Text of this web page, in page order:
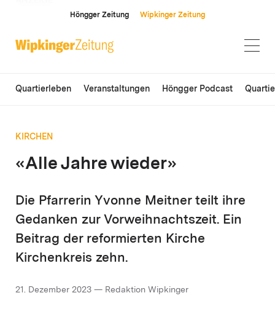
Höngger Zeitung Wipkinger Zeitung
Quartierleben Veranstaltungen Höngger Podcast
KIRCHEN
«Alle Jahre wieder»
Die Pfarrerin Yvonne Meitner teilt ihre
Gedanken zur Vorweihnachtszeit. Ein
Beitrag der reformierten Kirche
Kirchenkreis zehn.
21. Dezember 2023 — Redaktion Wipkinger